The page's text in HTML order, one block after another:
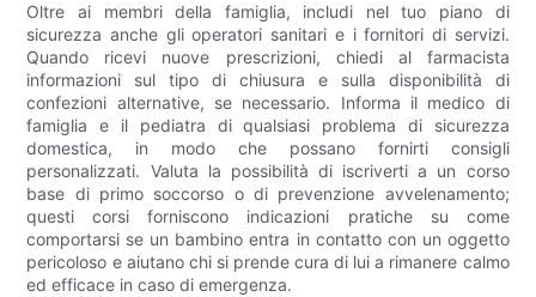
Oltre ai membri della famiglia, includi nel tuo piano di
sicurezza anche gli operatori sanitari e i fornitori di servizi.
Quando ricevi nuove prescrizioni, chiedi al farmacista
informazioni sul tipo di chiusura e sulla disponibilità di
confezioni alternative, se necessario. Informa il medico di
famiglia e il pediatra di qualsiasi problema di sicurezza
domestica, in modo che possano fornirti consigli
personalizzati. Valuta la possibilità di iscriverti a un corso
base di primo soccorso o di prevenzione avvelenamento;
questi corsi forniscono indicazioni pratiche su come
comportarsi se un bambino entra in contatto con un oggetto
pericoloso e aiutano chi si prende cura di lui a rimanere calmo
ed efficace in caso di emergenza.